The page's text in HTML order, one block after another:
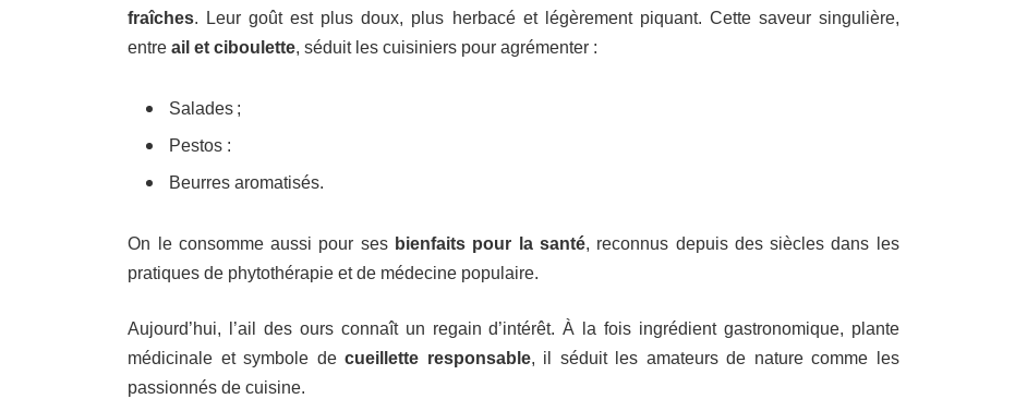
fraîches. Leur goût est plus doux, plus herbacé et légèrement piquant. Cette saveur singulière,
entreail et ciboulette, séduit les cuisiniers pour agrémenter :
Salades ;
Pestos :
Beurres aromatisés.
On le consomme aussi pour ses bienfaits pour la santé, reconnus depuis des siècles dans les
pratiques de phytothérapie et de médecine populaire.
Aujourd’hui, l’ail des ours connaît un regain d’intérêt. À la fois ingrédient gastronomique, plante
médicinale et symbole decueillette responsable, il séduit les amateurs de nature comme les
passionnés de cuisine.